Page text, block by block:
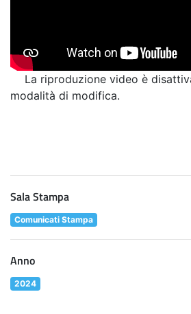
La riproduzione video è
modalità di modifica.
Sala Stampa
Comunicati Stampa
Anno
2024